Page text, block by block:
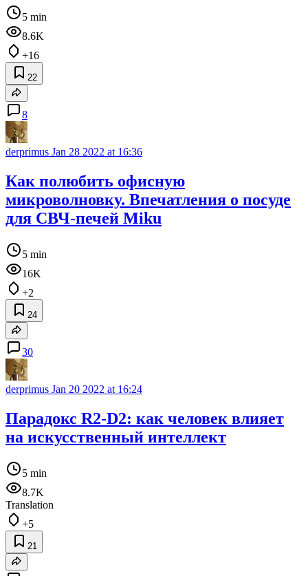
5 min
8.6K
+16
22
8
derprimus Jan 28 2022 at 16:36
Как полюбить офисную
микроволновку. Впечатления о посуде
для СВЧ-печей Miku
5 min
16K
+2
24
30
derprimus Jan 20 2022 at 16:24
Парадокс R2-D2: как человек влияет
на искусственный интеллект
5 min
8.7K
Translation
+5
21